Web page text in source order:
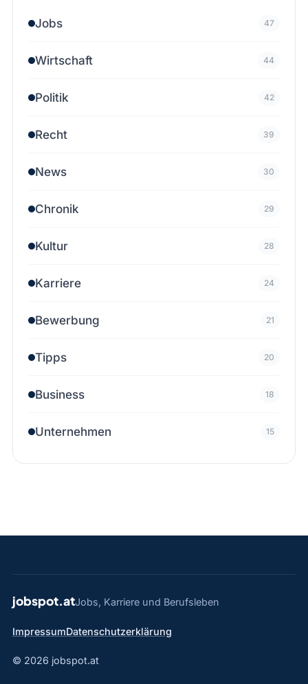
Jobs 47
Wirtschaft 44
Politik 42
Recht 39
News 30
Chronik 29
Kultur 28
Karriere 24
Bewerbung 21
Tipps 20
Business 18
Unternehmen 15
jobspot.atJobs, Karriere und Berufsleben
ImpressumDatenschutzerklärung
© 2026 jobspot.at